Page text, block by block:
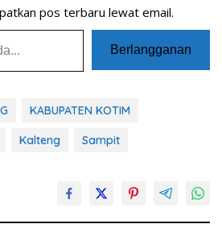
pos terbaru lewat email.
Berlangganan
KABUPATEN KOTIM
Kalteng Sampit